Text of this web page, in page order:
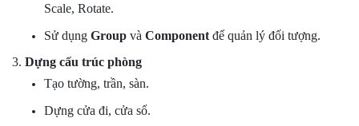
Scale, Rotate.
Sử dụng Group và Component để quản lý đối tượng.
3. Dựng cấu trúc phòng
Tạo tường, trần, sàn.
Dựng cửa đi, cửa sổ.